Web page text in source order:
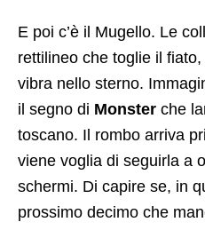
E poi c’è il Mugello. Le
rettilineo che toglie il
vibra nello sterno.
il segno di Monster che
toscano. Il rombo arriva
viene voglia di seguirla a
schermi. Di capire se, in
prossimo decimo che